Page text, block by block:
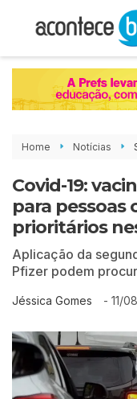
Home Notícias
Covid-19:
para pessoas
prioritários
Aplicação da
Pfizer podem
Jéssica Gomes - 11/